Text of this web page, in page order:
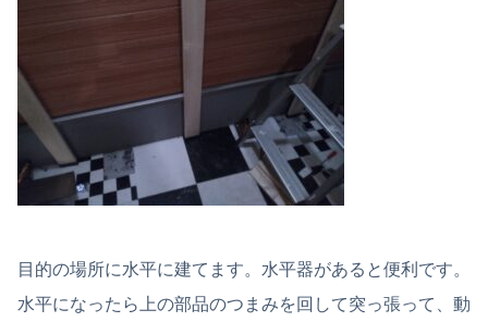
目的の場所に水平に建てます。水平器があると便利です。
水平になったら上の部品のつまみを回して突っ張って、動